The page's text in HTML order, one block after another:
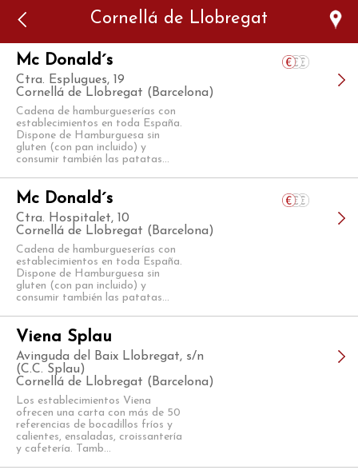
Cornellá de Llobregat
Mc Donald´s
Ctra. Esplugues, 19
Cornellá de Llobregat (Barcelona)
Cadena de hamburgueserías con
establecimientos en toda España.
Dispone de Hamburguesa sin
gluten (con pan incluido) y
consumir también las patatas...
Mc Donald´s
Ctra. Hospitalet, 10
Cornellá de Llobregat (Barcelona)
Cadena de hamburgueserías con
establecimientos en toda España.
Dispone de Hamburguesa sin
gluten (con pan incluido) y
consumir también las patatas...
Viena Splau
Avinguda del Baix Llobregat, s/n
(C.C. Splau)
Cornellá de Llobregat (Barcelona)
Los establecimientos Viena
ofrecen una carta con más de 50
referencias de bocadillos fríos y
calientes, ensaladas, croissantería
y cafetería. Tamb...
Error: The domain WWW.VIAJARSINGLUTEN.COM is not
authorized to show the cookie declaration for domain group
ID 546ddaab-b478-4440-aa8a-3b0205284212. Please add it to
the domain group in the Cookiebot Manager to authorize
the domain.